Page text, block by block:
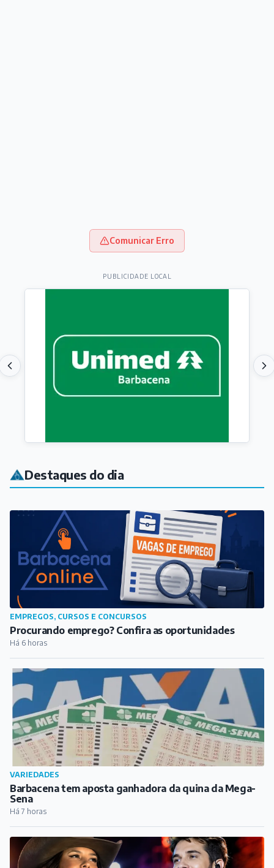
Comunicar Erro
PUBLICIDADE LOCAL
Destaques do dia
EMPREGOS, CURSOS E CONCURSOS
Procurando emprego? Confira as oportunidades
Há 6 horas
VARIEDADES
Barbacena tem aposta ganhadora da quina da Mega-
Sena
Há 7 horas